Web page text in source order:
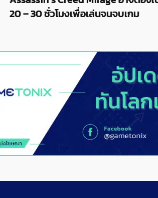
มงเพื่อเล่นจนจบเกม